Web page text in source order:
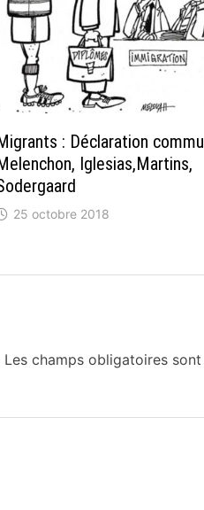
: Déclaration
Iglesias,Martins,
25 octobre 2018
Les champs obligatoires